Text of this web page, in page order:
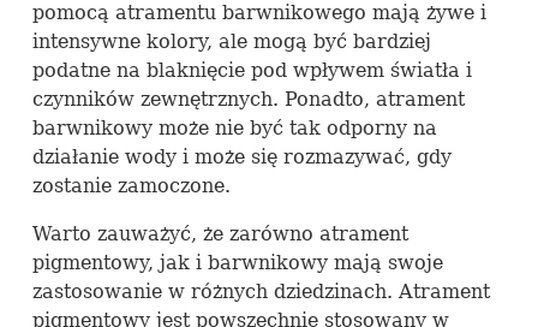
pomocą atramentu barwnikowego mają żywe i
intensywne kolory, ale mogą być bardziej
podatne na blaknięcie pod wpływem światła i
czynników zewnętrznych. Ponadto, atrament
barwnikowy może nie być tak odporny na
działanie wody i może się rozmazywać, gdy
zostanie zamoczone.
Warto zauważyć, że zarówno atrament
pigmentowy, jak i barwnikowy mają swoje
zastosowanie w różnych dziedzinach. Atrament
pigmentowy jest powszechnie stosowany w